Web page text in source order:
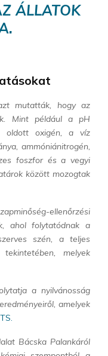
ÁLLATOK
mutatták, hogy az
Mint például a pH
oldott oxigén, a víz
ammóniánitrogén,
foszfor és a vegyi
között mozogtak
ellenőrzési
ahol folytatódnak a
szén, a teljes
melyek
a nyilvánosság
amelyek
Bácska Palankáról